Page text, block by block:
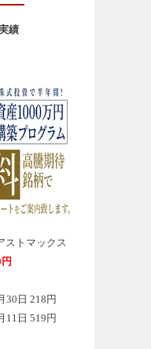
績
ストマックス
30日 218円
11日 519円